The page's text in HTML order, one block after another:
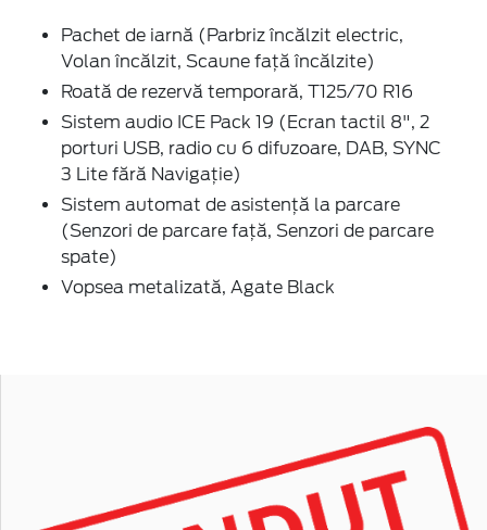
Pachet de iarnă (Parbriz încălzit electric,
Volan încălzit, Scaune faţă încălzite)
Roată de rezervă temporară, T125/70 R16
Sistem audio ICE Pack 19 (Ecran tactil 8", 2
porturi USB, radio cu 6 difuzoare, DAB, SYNC
3 Lite fără Navigație)
Sistem automat de asistență la parcare
(Senzori de parcare faţă, Senzori de parcare
spate)
Vopsea metalizată, Agate Black